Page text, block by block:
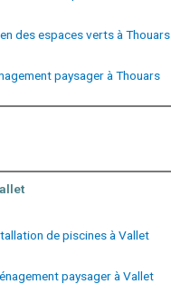
des espaces verts à Thouars
paysager à Thouars
de piscines à Vallet
paysager à Vallet